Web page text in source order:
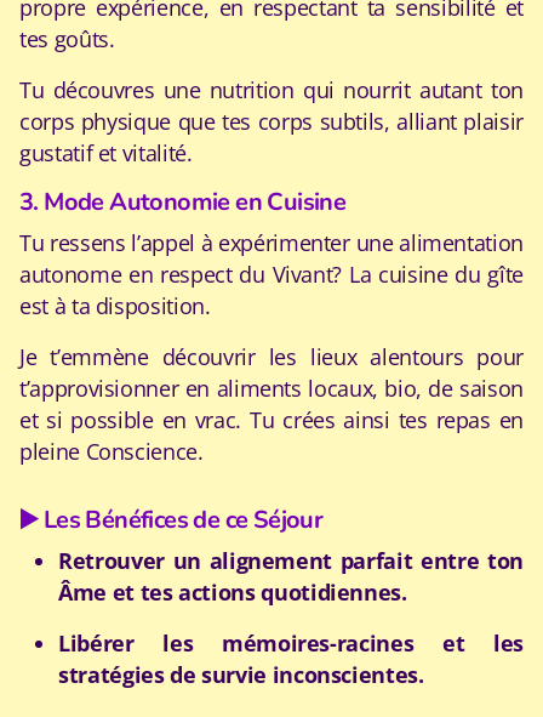
propre expérience, en respectant ta sensibilité et
tes goûts.
Tu découvres une nutrition qui nourrit autant ton
corps physique que tes corps subtils, alliant plaisir
gustatif et vitalité.
3. Mode Autonomie en Cuisine
Tu ressens l’appel à expérimenter une alimentation
autonome en respect du Vivant? La cuisine du gîte
est à ta disposition.
Je t’emmène découvrir les lieux alentours pour
t’approvisionner en aliments locaux, bio, de saison
et si possible en vrac. Tu crées ainsi tes repas en
pleine Conscience.
▶️ Les Bénéfices de ce Séjour
Retrouver un alignement parfait entre ton
Âme et tes actions quotidiennes.
Libérer les mémoires-racines et les
stratégies de survie inconscientes.